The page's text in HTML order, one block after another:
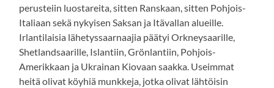
perusteiin luostareita, sitten Ranskaan, sitten Pohjois-
Italiaan sekä nykyisen Saksan ja Itävallan alueille.
Irlantilaisia lähetyssaarnaajia päätyi Orkneysaarille,
Shetlandsaarille, Islantiin, Grönlantiin, Pohjois-
Amerikkaan ja Ukrainan Kiovaan saakka. Useimmat
heitä olivat köyhiä munkkeja, jotka olivat lähtöisin